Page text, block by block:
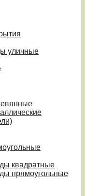
уличные
квадратные
прямоугольные